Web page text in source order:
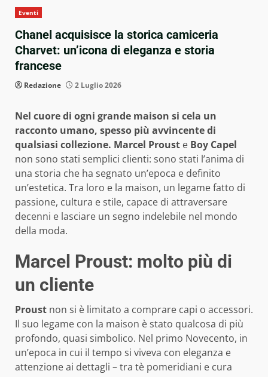
Eventi
Chanel acquisisce la storica camiceria
Charvet: un’icona di eleganza e storia
francese
Redazione 2 Luglio 2026
Nel cuore di ogni grande maison si cela un
racconto umano, spesso più avvincente di
qualsiasi collezione. Marcel Proust e Boy Capel
non sono stati semplici clienti: sono stati l’anima di
una storia che ha segnato un’epoca e definito
un’estetica. Tra loro e la maison, un legame fatto di
passione, cultura e stile, capace di attraversare
decenni e lasciare un segno indelebile nel mondo
della moda.
Marcel Proust: molto più di
un cliente
Proust non si è limitato a comprare capi o accessori.
Il suo legame con la maison è stato qualcosa di più
profondo, quasi simbolico. Nel primo Novecento, in
un’epoca in cui il tempo si viveva con eleganza e
attenzione ai dettagli – tra tè pomeridiani e cura